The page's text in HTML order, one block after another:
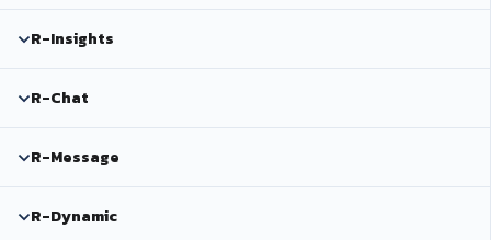
R-Insights
R-Chat
R-Message
R-Dynamic